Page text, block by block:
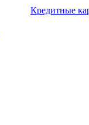
Кредитные